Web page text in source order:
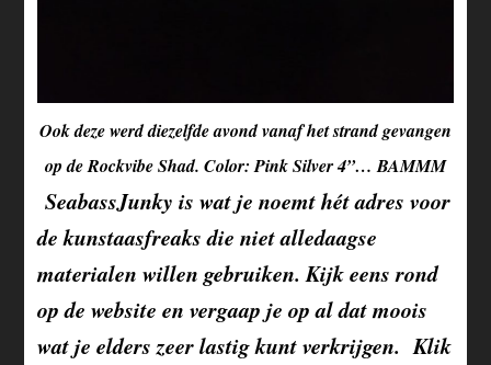
Ook deze werd diezelfde avond vanaf het strand gevangen
op de Rockvibe Shad. Color: Pink Silver 4”… BAMMM
SeabassJunky is wat je noemt hét adres voor
de kunstaasfreaks die niet alledaagse
materialen willen gebruiken. Kijk eens rond
op de website en vergaap je op al dat moois
wat je elders zeer lastig kunt verkrijgen. Klik